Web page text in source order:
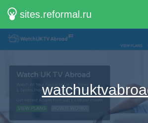
sites.reformal.ru